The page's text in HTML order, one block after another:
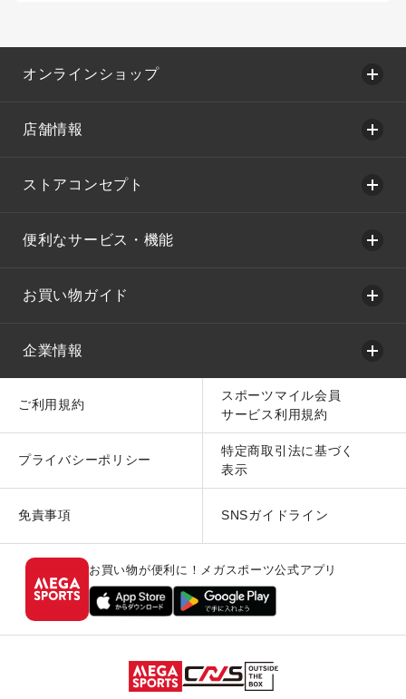
オンラインショップ
店舗情報
ストアコンセプト
便利なサービス・機能
お買い物ガイド
企業情報
ご利用規約
スポーツマイル会員
サービス利用規約
プライバシーポリシー
特定商取引法に基づく
表示
免責事項 SNSガイドライン
お買い物が便利に！メガスポーツ公式アプリ